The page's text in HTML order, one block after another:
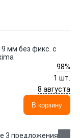
мм без фикс. с
98%
1 шт.
8 августа
В корзину
3 предложения